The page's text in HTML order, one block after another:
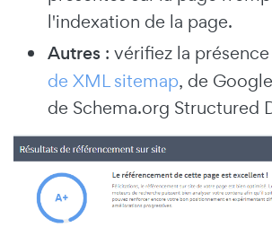
l'indexation de la page.
Autres : vérifiez la
de XML sitemap, de
de Schema.org Structured